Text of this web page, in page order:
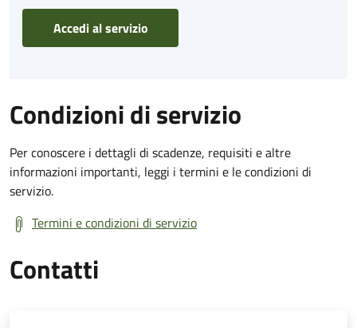
Accedi al servizio
Condizioni di servizio
Per conoscere i dettagli di scadenze, requisiti e altre
informazioni importanti, leggi i termini e le condizioni di
servizio.
Termini e condizioni di servizio
Contatti